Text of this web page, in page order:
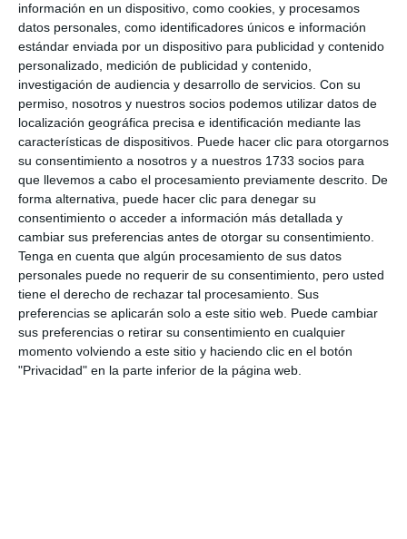
información en un dispositivo, como cookies, y procesamos
datos personales, como identificadores únicos e información
estándar enviada por un dispositivo para publicidad y contenido
personalizado, medición de publicidad y contenido,
investigación de audiencia y desarrollo de servicios. Con su
permiso, nosotros y nuestros socios podemos utilizar datos de
localización geográfica precisa e identificación mediante las
características de dispositivos. Puede hacer clic para otorgarnos
su consentimiento a nosotros y a nuestros 1733 socios para
que llevemos a cabo el procesamiento previamente descrito. De
forma alternativa, puede hacer clic para denegar su
consentimiento o acceder a información más detallada y
cambiar sus preferencias antes de otorgar su consentimiento.
Tenga en cuenta que algún procesamiento de sus datos
personales puede no requerir de su consentimiento, pero usted
tiene el derecho de rechazar tal procesamiento. Sus
preferencias se aplicarán solo a este sitio web. Puede cambiar
sus preferencias o retirar su consentimiento en cualquier
momento volviendo a este sitio y haciendo clic en el botón
"Privacidad" en la parte inferior de la página web.